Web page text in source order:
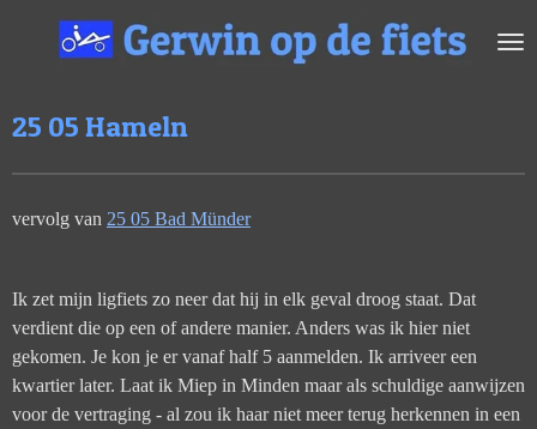
direct
hoofdinhoud
25 05 Hameln
vervolg van 25 05 Bad Münder
Ik zet mijn ligfiets zo neer dat hij in elk geval droog staat. Dat
verdient die op een of andere manier. Anders was ik hier niet
gekomen. Je kon je er vanaf half 5 aanmelden. Ik arriveer een
kwartier later. Laat ik Miep in Minden maar als schuldige aanwijzen
voor de vertraging - al zou ik haar niet meer terug herkennen in een